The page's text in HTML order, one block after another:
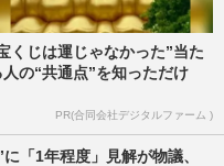
くじは運じゃなかった”当た
人の“共通点”を知っただけ
PR(合同会社デジタルファーム )
「1年程度」見解が物議、